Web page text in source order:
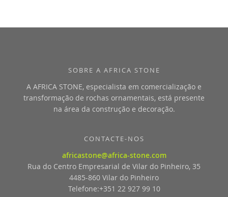
SOBRE A AFRICA STONE
A AFRICA STONE, especialista em comercialização e
transformação de rochas ornamentais, está presente
na área da construção e decoração.
CONTACTE-NOS
africastone@africa-stone.com
Rua do Centro Empresarial de Vilar do Pinheiro, 35
4485-860 Vilar do Pinheiro
Telefone:+351 22 927 99 10